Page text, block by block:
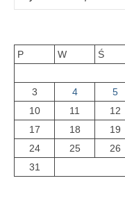
P
W Ś
3
4 5
10
11 12
17
18 19
24
25 26
31